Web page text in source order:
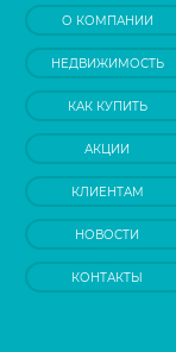
О КОМПАНИИ
НЕДВИЖИМОСТЬ
КАК КУПИТЬ
АКЦИИ
КЛИЕНТАМ
НОВОСТИ
КОНТАКТЫ